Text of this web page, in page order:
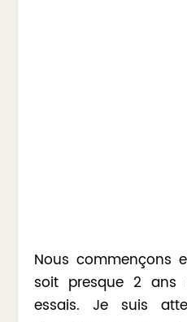
Nous commençons
soit presque 2 ans
essais. Je suis